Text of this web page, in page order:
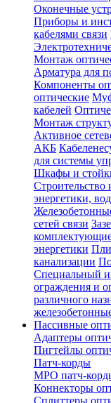
Оконечные
Приборы и
кабелями связи
Монтаж
Арматура для
Компоненты
оптические
кабелей
Монтаж
Активное
АКБ
для системы
Шкафы и
Строительство
энергетики,
сетей связи
комплектующие
энергетики
канализации
Специальный
ограждения и
различного
Пассивные
Адаптеры
Пигтейлы
Патч-корды
MPO патч-
Коннекторы
Сплиттеры